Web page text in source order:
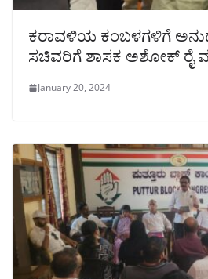
ಕರಾವಳಿಯ ಕಂಬಳಗಳಿಗೆ
ಸಚಿವರಿಗೆ ಶಾಸಕ ಅಶೋಕ್ ರೈ
January 20, 2024